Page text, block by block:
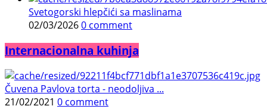
Svetogorski hlepčići sa maslinama
02/03/20260 comment
Internacionalna kuhinja
Čuvena Pavlova torta - neodoljiva ...
21/02/2021 0 comment